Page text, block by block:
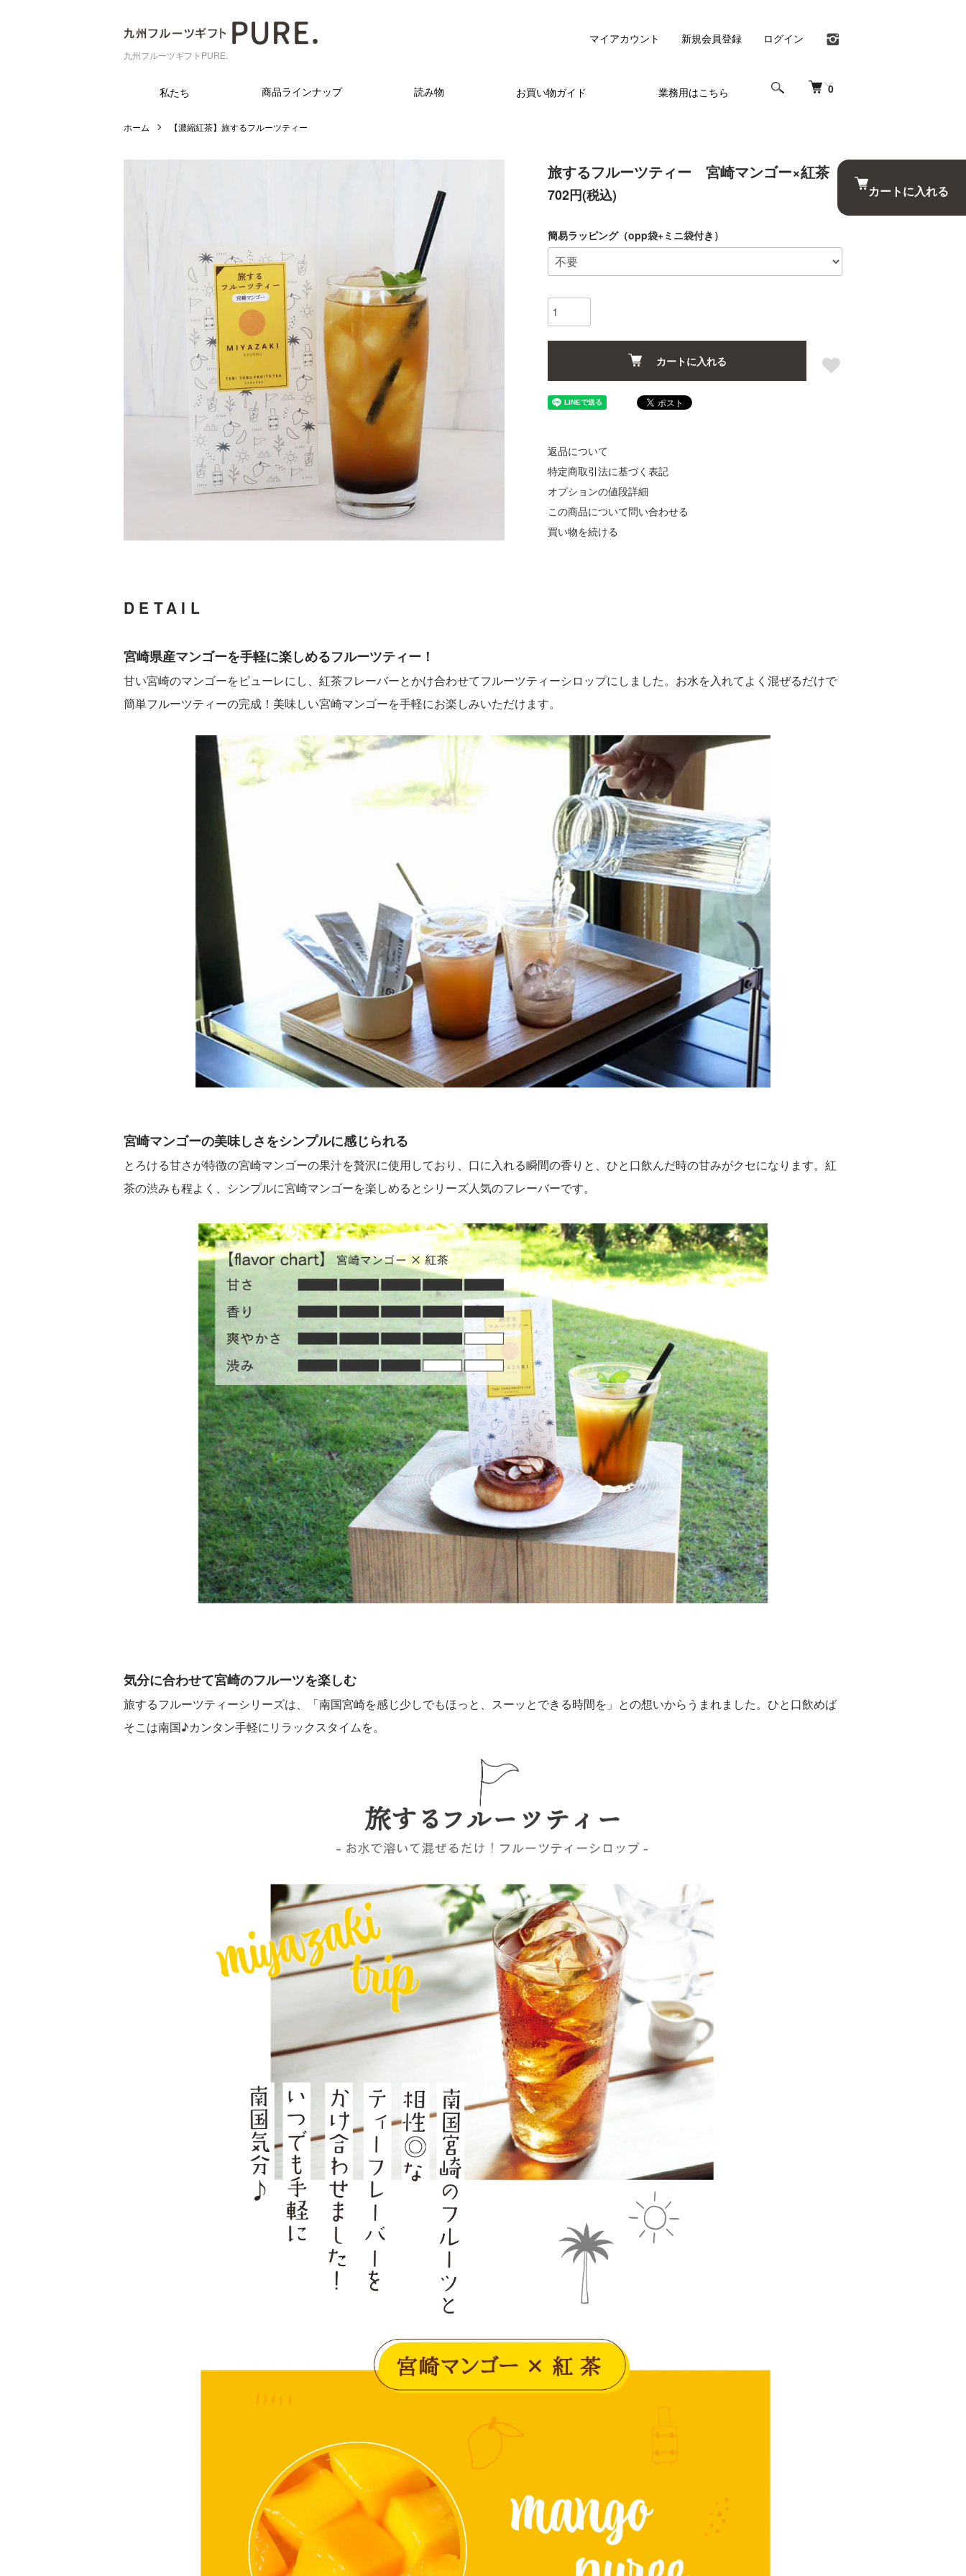
九州フルーツギフトPURE.
0
私たち 商品ラインナップ 読み物 お買い物ガイド 業務用はこちら
マイアカウント 新規会員登録 ログイン
ホーム 【濃縮紅茶】旅するフルーツティー
カートに入れる
旅するフルーツティー 宮崎マンゴー×紅茶
702円(税込)
簡易ラッピング（opp袋+ミニ袋付き）
カートに入れる
返品について
特定商取引法に基づく表記
オプションの値段詳細
この商品について問い合わせる
買い物を続ける
DETAIL
宮崎県産マンゴーを手軽に楽しめるフルーツティー！
甘い宮崎のマンゴーをピューレにし、紅茶フレーバーとかけ合わせてフルーツティーシロップにしました。お水を入れてよく混ぜるだけで
簡単フルーツティーの完成！美味しい宮崎マンゴーを手軽にお楽しみいただけます。
宮崎マンゴーの美味しさをシンプルに感じられる
とろける甘さが特徴の宮崎マンゴーの果汁を贅沢に使用しており、口に入れる瞬間の香りと、ひと口飲んだ時の甘みがクセになります。紅
茶の渋みも程よく、シンプルに宮崎マンゴーを楽しめるとシリーズ人気のフレーバーです。
気分に合わせて宮崎のフルーツを楽しむ
旅するフルーツティーシリーズは、「南国宮崎を感じ少しでもほっと、スーッとできる時間を」との想いからうまれました。ひと口飲めば
そこは南国♪カンタン手軽にリラックスタイムを。